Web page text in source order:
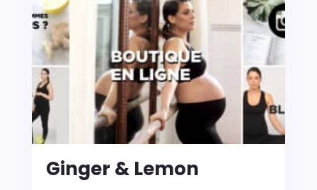
Ginger & Lemon